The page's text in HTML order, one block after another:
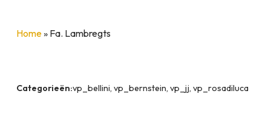
Home» Fa. Lambregts
Categorieën:vp_bellini, vp_bernstein, vp_jj, vp_rosadiluca